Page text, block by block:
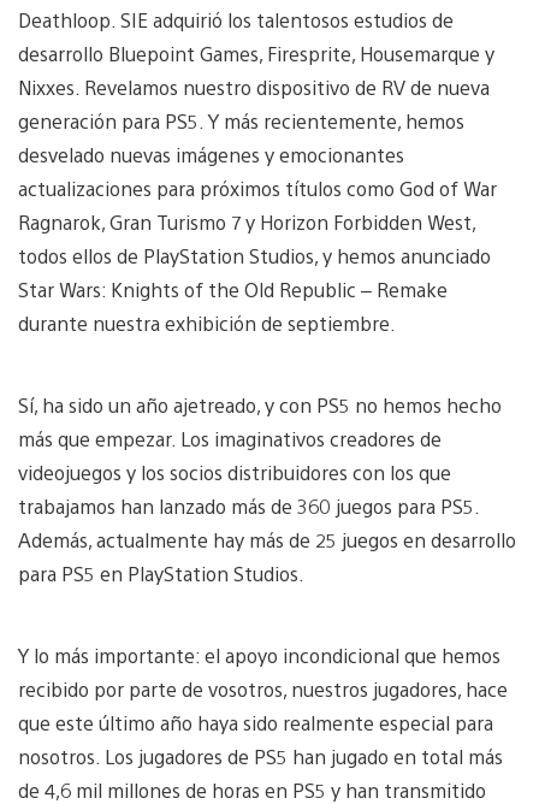
Deathloop. SIE adquirió los talentosos estudios de
desarrollo Bluepoint Games, Firesprite, Housemarque y
Nixxes. Revelamos nuestro dispositivo de RV de nueva
generación para PS5. Y más recientemente, hemos
desvelado nuevas imágenes y emocionantes
actualizaciones para próximos títulos como God of War
Ragnarok, Gran Turismo 7 y Horizon Forbidden West,
todos ellos de PlayStation Studios, y hemos anunciado
Star Wars: Knights of the Old Republic – Remake
durante nuestra exhibición de septiembre.
Sí, ha sido un año ajetreado, y con PS5 no hemos hecho
más que empezar. Los imaginativos creadores de
videojuegos y los socios distribuidores con los que
trabajamos han lanzado más de 360 juegos para PS5.
Además, actualmente hay más de 25 juegos en desarrollo
para PS5 en PlayStation Studios.
Y lo más importante: el apoyo incondicional que hemos
recibido por parte de vosotros, nuestros jugadores, hace
que este último año haya sido realmente especial para
nosotros. Los jugadores de PS5 han jugado en total más
de 4,6 mil millones de horas en PS5 y han transmitido